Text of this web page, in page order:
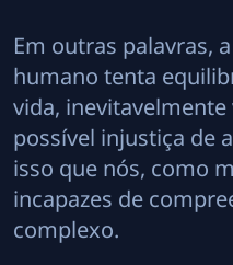
Em outras palavras,
humano tenta
vida, inevitavelmente
possível injustiça de
isso que nós, como
incapazes de
complexo.